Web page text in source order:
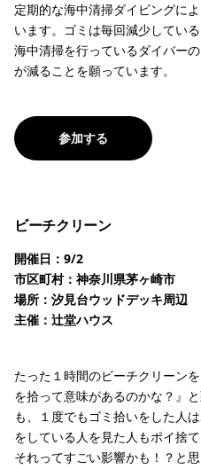
定期的な海中清掃ダイビングに
います。ゴミは毎回減少してい
海中清掃を行っているダイバー
が減ることを願っています。
参加する
ビーチクリーン
開催日：9/2
市区町村：神奈川県茅ヶ崎市
場所：汐見台ウッドデッキ周辺
主催：辻堂ハウス
たった１時間のビーチクリーン
を拾って意味があるのかな？』
も、１度でもゴミ拾いをした人
をしている人を見た人もポイ捨
それってすごい影響かも！？と思